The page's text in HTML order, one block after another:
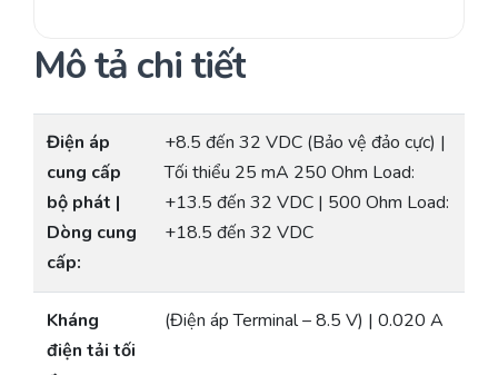
Mô tả chi tiết
Điện áp
cung cấp
bộ phát |
Dòng cung
cấp:
+8.5 đến 32 VDC (Bảo vệ đảo cực) |
Tối thiểu 25 mA 250 Ohm Load:
+13.5 đến 32 VDC | 500 Ohm Load:
+18.5 đến 32 VDC
Kháng
điện tải tối
(Điện áp Terminal – 8.5 V) | 0.020 A